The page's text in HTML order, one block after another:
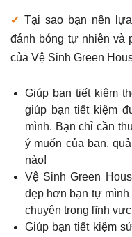
✔Tại sao bạn nên
đánh bóng tự nhiên và
của Vệ Sinh Green
Giúp bạn tiết kiệm
giúp bạn tiết kiệm
mình. Bạn chỉ cần
ý muốn của bạn,
nào!
Vệ Sinh Green
đẹp hơn bạn tự
chuyên trong lĩnh vực
Giúp bạn tiết kiệm